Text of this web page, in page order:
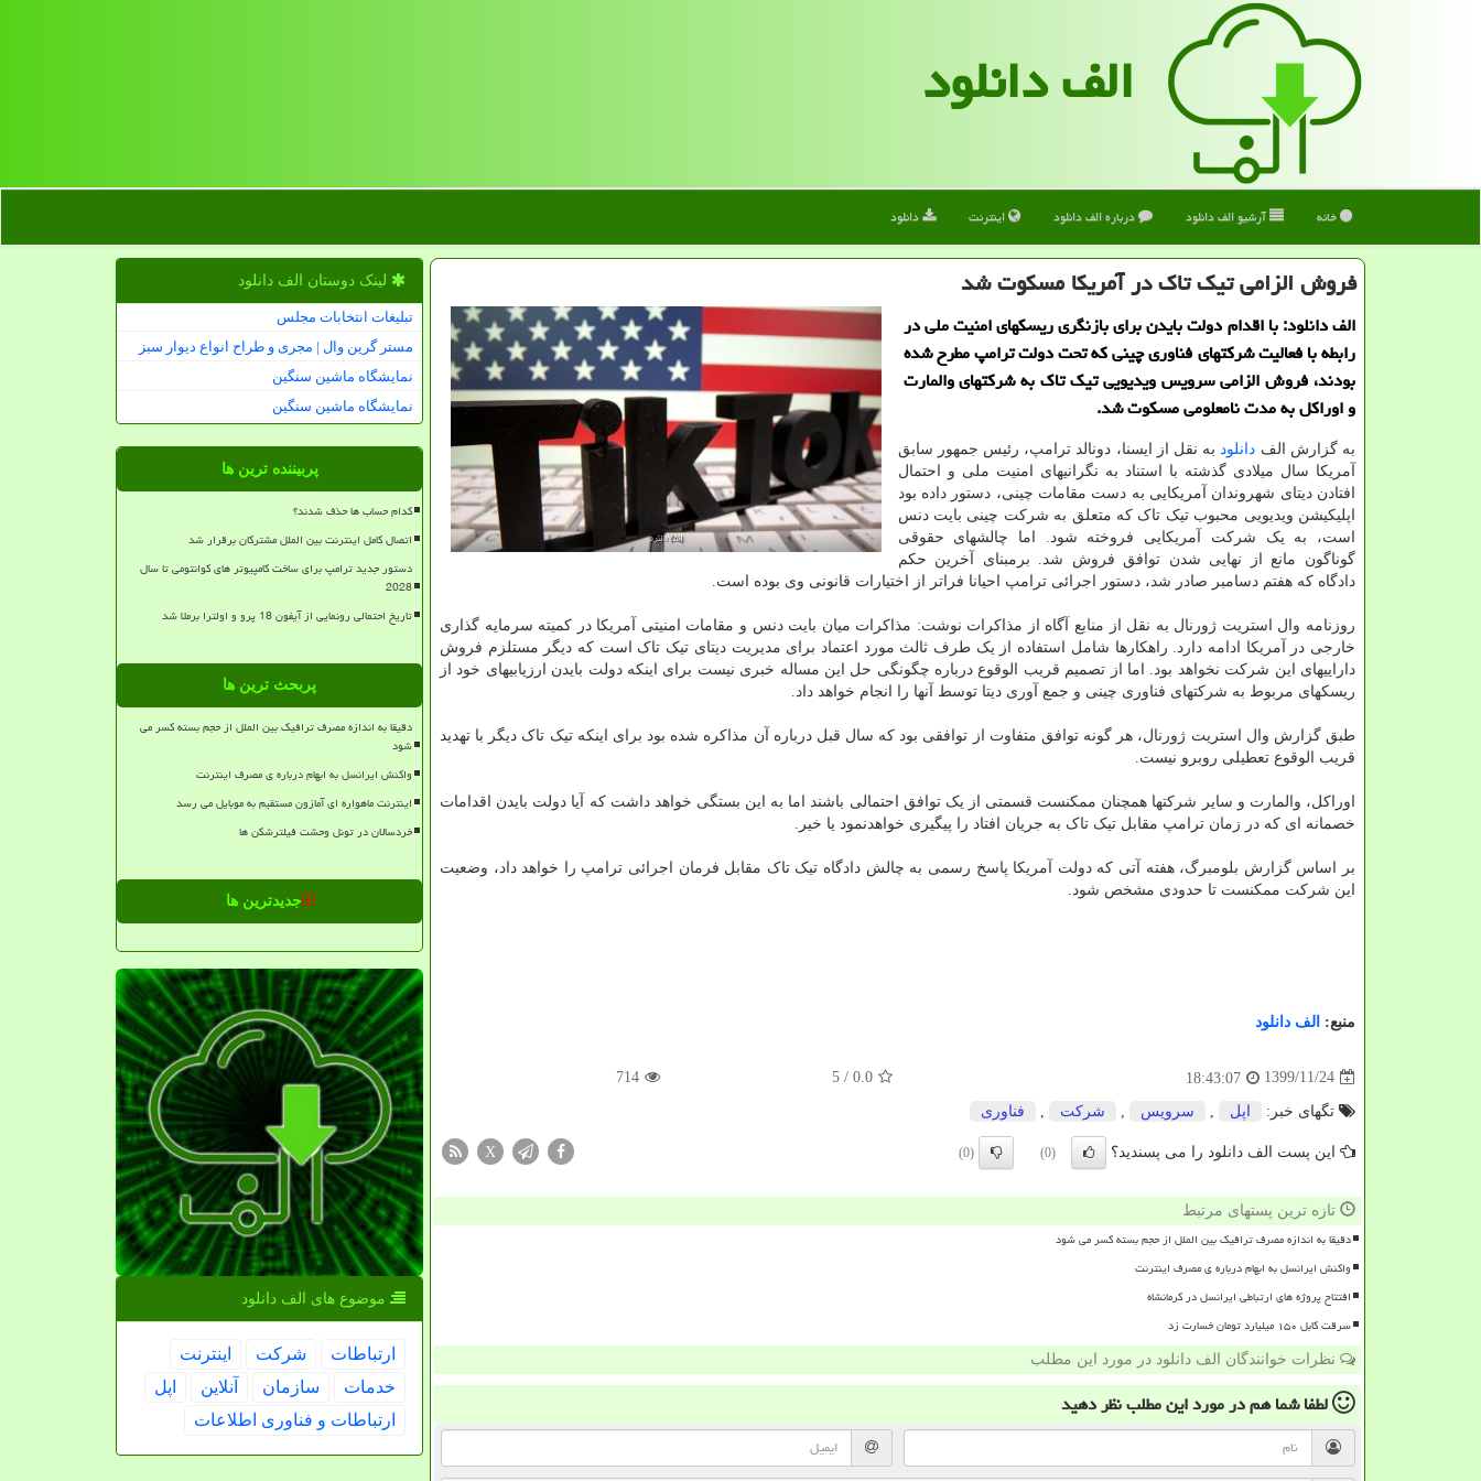
الف دانلود
خانه آرشیو الف دانلود درباره الف دانلود اینترنت دانلود
فروش الزامی تیك تاك در آمریكا مسكوت شد
الف دانلود: با اقدام دولت بایدن برای بازنگری ریسکهای امنیت ملی در
رابطه با فعالیت شرکتهای فناوری چینی که تحت دولت ترامپ مطرح شده
بودند، فروش الزامی سرویس ویدیویی تیک تاک به شرکتهای والمارت
و اوراکل به مدت نامعلومی مسکوت شد.
به گزارش الف دانلودبه نقل از ایسنا، دونالد ترامپ، رئیس جمهور سابق
آمریکا سال میلادی گذشته با استناد به نگرانیهای امنیت ملی و احتمال
افتادن دیتای شهروندان آمریکایی به دست مقامات چینی، دستور داده بود
اپلیکیشن ویدیویی محبوب تیک تاک که متعلق به شرکت چینی بایت دنس
است، به یک شرکت آمریکایی فروخته شود. اما چالشهای حقوقی
گوناگون مانع از نهایی شدن توافق فروش شد. برمبنای آخرین حکم
دادگاه که هفتم دسامبر صادر شد، دستور اجرائی ترامپ احیانا فراتر از اختیارات قانونی وی بوده است.
روزنامه وال استریت ژورنال به نقل از منابع آگاه از مذاکرات نوشت: مذاکرات میان بایت دنس و مقامات امنیتی آمریکا در کمیته سرمایه گذاری
خارجی در آمریکا ادامه دارد. راهکارها شامل استفاده از یک طرف ثالث مورد اعتماد برای مدیریت دیتای تیک تاک است که دیگر مستلزم فروش
داراییهای این شرکت نخواهد بود. اما از تصمیم قریب الوقوع درباره چگونگی حل این مساله خبری نیست برای اینکه دولت بایدن ارزیابیهای خود از
ریسکهای مربوط به شرکتهای فناوری چینی و جمع آوری دیتا توسط آنها را انجام خواهد داد.
طبق گزارش وال استریت ژورنال، هر گونه توافق متفاوت از توافقی بود که سال قبل درباره آن مذاکره شده بود برای اینکه تیک تاک دیگر با تهدید
قریب الوقوع تعطیلی روبرو نیست.
اوراکل، والمارت و سایر شرکتها همچنان ممکنست قسمتی از یک توافق احتمالی باشند اما به این بستگی خواهد داشت که آیا دولت بایدن اقدامات
خصمانه ای که در زمان ترامپ مقابل تیک تاک به جریان افتاد را پیگیری خواهدنمود یا خیر.
بر اساس گزارش بلومبرگ، هفته آتی که دولت آمریکا پاسخ رسمی به چالش دادگاه تیک تاک مقابل فرمان اجرائی ترامپ را خواهد داد، وضعیت
این شرکت ممکنست تا حدودی مشخص شود.
منبع: الف دانلود
1399/11/24
18:43:07
0.0
/ 5
714
تگهای خبر: اپل سرویس شركت فناوری
این پست الف دانلود را می پسندید؟ (0)
(0)
X
تازه ترین پستهای مرتبط
دقیقا به اندازه مصرف ترافیک بین الملل از حجم بسته کسر می شود
واکنش ایرانسل به ابهام درباره ی مصرف اینترنت
افتتاح پروژه های ارتباطی ایرانسل در کرمانشاه
سرقت کابل ۱۵۰ میلیارد تومان خسارت زد
نظرات خوانندگان الف دانلود در مورد این مطلب
لطفا شما همدر مورد این مطلبنظر دهید
لینک دوستان الف دانلود
تبلیغات انتخابات مجلس
مستر گرین وال | مجری و طراح انواع دیوار سبز
نمایشگاه ماشین سنگین
نمایشگاه ماشین سنگین
پربیننده ترین ها
کدام حساب ها حذف شدند؟
اتصال کامل اینترنت بین الملل مشترکان برقرار شد
دستور جدید ترامپ برای ساخت کامپیوتر های کوانتومی تا سال
2028
تاریخ احتمالی رونمایی از آیفون 18 پرو و اولترا برملا شد
پربحث ترین ها
دقیقا به اندازه مصرف ترافیک بین الملل از حجم بسته کسر می
شود
واکنش ایرانسل به ابهام درباره ی مصرف اینترنت
اینترنت ماهواره ای آمازون مستقیم به موبایل می رسد
خردسالان در تونل وحشت فیلترشکن ها
جدیدترین ها
موضوع های الف دانلود
ارتباطات شركت
اینترنت
خدمات
سازمان آنلاین
اپل
ارتباطات و فناوری اطلاعات